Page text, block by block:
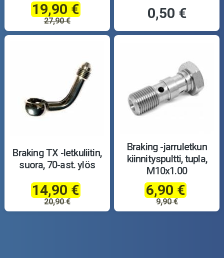
19,90 €
27,90 € 0,50 €
Braking TX -letkuliitin,
suora, 70-ast. ylös
14,90 €
20,90 €
Braking -jarruletkun
kiinnityspultti, tupla,
M10x1.00
6,90 €
9,90 €